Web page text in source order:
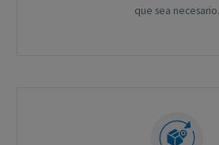
que sea necesario.